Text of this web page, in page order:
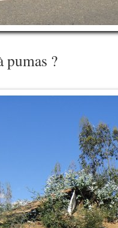
pumas ?